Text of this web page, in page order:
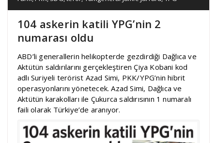
104 askerin katili YPG’nin 2
numarası oldu
ABD’li generallerin helikopterde gezdirdiği Dağlıca ve
Aktütün saldırılarını gerçekleştiren Çiya Kobani kod
adlı Suriyeli terörist Azad Simi, PKK/YPG’nin hibrit
operasyonlarını yönetecek. Azad Simi, Dağlıca ve
Aktütün karakolları ile Çukurca saldırısının 1 numaralı
faili olarak Türkiye’de aranıyor.